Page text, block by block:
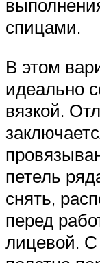
спицами.
В этом
идеально
вязкой.
петель
снять,
перед
лицевой. С